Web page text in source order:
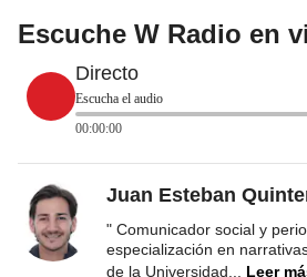
Escuche W Radio en
Directo
Escucha el audio
00:00:00
Juan Esteban
" Comunicador social y
especialización en
de la Universidad
Leer